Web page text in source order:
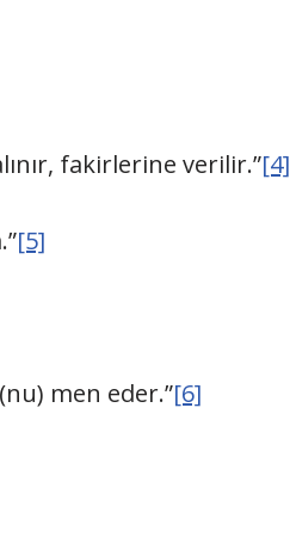
fakirlerine verilir.”[4]
[5]
men eder.”[6]